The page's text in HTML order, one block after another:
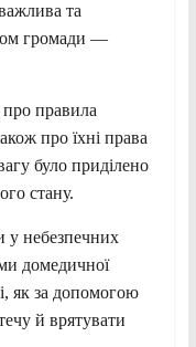
та
громади —
про правила
про їхні права
було приділено
стану.
у небезпечних
домедичної
як за допомогою
й врятувати